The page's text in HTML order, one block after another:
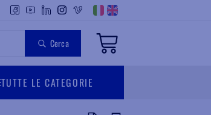
Cerca
TUTTE LE CATEGORIE